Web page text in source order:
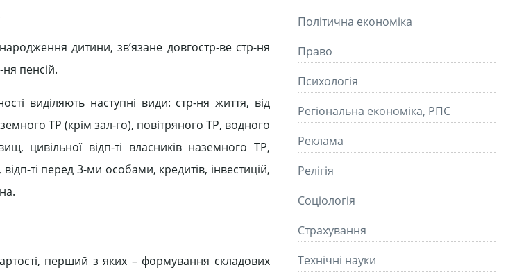
дитини, зв’язане довгостр-ве стр-ня
пенсій.
виділяють наступні види: стр-ня життя, від
ТР (крім зал-го), повітряного ТР, водного
цивільної відп-ті власників наземного ТР,
ті перед 3-ми особами, кредитів, інвестицій,
перший з яких – формування складових
Політична економіка
Право
Психологія
Регіональна економіка, РПС
Реклама
Релігія
Соціологія
Страхування
Технічні науки